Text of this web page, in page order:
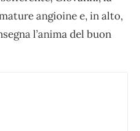
angioine e, in alto,
l’anima del buon